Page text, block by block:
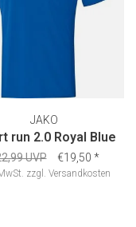
JAKO
run 2.0 Royal Blue
UVP €19,50 *
zzgl. Versandkosten